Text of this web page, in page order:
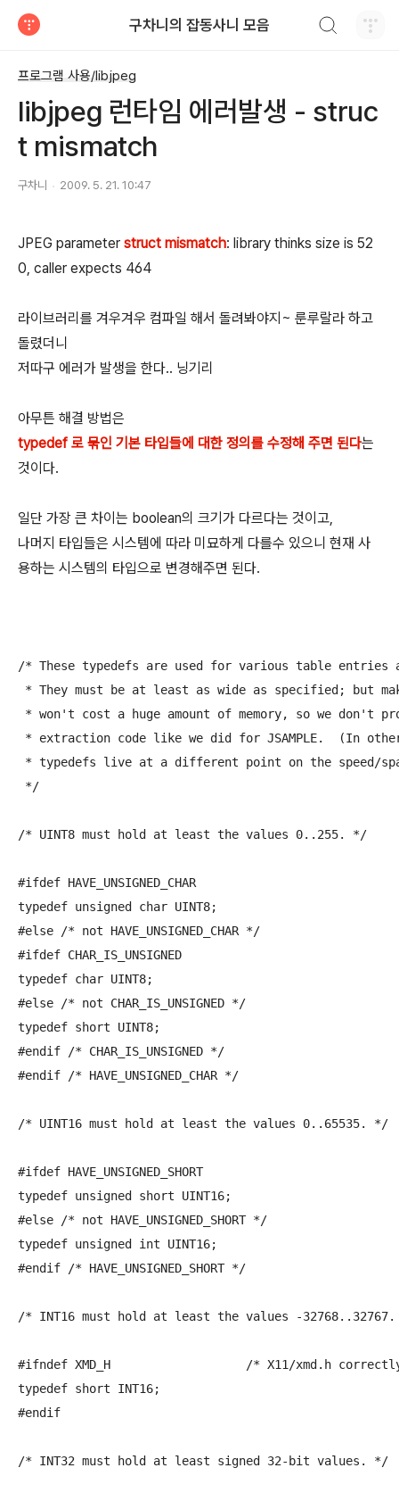
구차니의 잡동사니 모음
프로그램 사용/libjpeg
libjpeg 런타임 에러발생 - struc
t mismatch
구차니 2009. 5. 21. 10:47
JPEG parameter struct mismatch: library thinks size is 52
0, caller expects 464
라이브러리를 겨우겨우 컴파일 해서 돌려봐야지~ 룬루랄라 하고
돌렸더니
저따구 에러가 발생을 한다.. 닝기리
아무튼 해결 방법은
typedef 로 묶인 기본 타입들에 대한 정의를 수정해 주면 된다는
것이다.
일단 가장 큰 차이는 boolean의 크기가 다르다는 것이고,
나머지 타입들은 시스템에 따라 미묘하게 다를수 있으니 현재 사
용하는 시스템의 타입으로 변경해주면 된다.
/* These typedefs are used for various table entries
* They must be at least as wide as specified; but
* won't cost a huge amount of memory, so we don't
* extraction code like we did for JSAMPLE.  (In
* typedefs live at a different point on the speed/
*/
/* UINT8 must hold at least the values 0..255. */
#ifdef HAVE_UNSIGNED_CHAR
typedef unsigned char UINT8;
#else /* not HAVE_UNSIGNED_CHAR */
#ifdef CHAR_IS_UNSIGNED
typedef char UINT8;
#else /* not CHAR_IS_UNSIGNED */
typedef short UINT8;
#endif /* CHAR_IS_UNSIGNED */
#endif /* HAVE_UNSIGNED_CHAR */
/* UINT16 must hold at least the values 0..65535. */
#ifdef HAVE_UNSIGNED_SHORT
typedef unsigned short UINT16;
#else /* not HAVE_UNSIGNED_SHORT */
typedef unsigned int UINT16;
#endif /* HAVE_UNSIGNED_SHORT */
/* INT16 must hold at least the values -
#ifndef XMD_H			/* X11/xmd.h correctly defines INT16 */
typedef short INT16;
#endif
/* INT32 must hold at least signed 32-bit values. */